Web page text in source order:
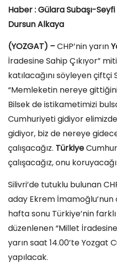
Haber: Gülara Subaşı-
Dursun Alkaya
(YOZGAT) –CHP’nin yarın
İradesine Sahip Çıkıyor”
katılacağını söyleyen çiftçi
“Memleketin nereye
Bilsek de istikametimizi
Cumhuriyeti gidiyor
gidiyor, biz de nereye
çalışacağız. Türkiye
çalışacağız, onu
Silivri’de tutuklu bulunan
aday Ekrem İmamoğlu’nun
hafta sonu Türkiye’nin
düzenlenen “Millet
yarın saat 14.00’te Yozgat
yapılacak.